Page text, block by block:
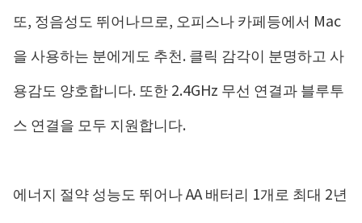
또, 정음성도 뛰어나므로, 오피스나 카페등에서 Mac
을 사용하는 분에게도 추천. 클릭 감각이 분명하고 사
용감도 양호합니다. 또한 2.4GHz 무선 연결과 블루투
스 연결을 모두 지원합니다.
에너지 절약 성능도 뛰어나 AA 배터리 1개로 최대 2년